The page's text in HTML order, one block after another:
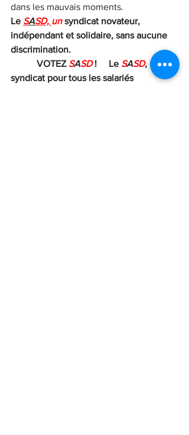
dans les mauvais moments.
Le SASD, un syndicat novateur,
indépendant et solidaire, sans aucune
discrimination.
VOTEZ SASD ! Le SASD, un
syndicat pour tous les salariés